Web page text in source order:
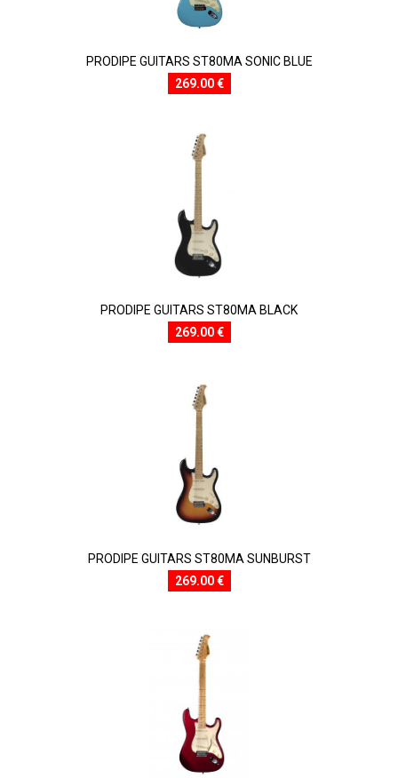
PRODIPE GUITARS ST80MA SONIC BLUE
269.00 €
PRODIPE GUITARS ST80MA BLACK
269.00 €
PRODIPE GUITARS ST80MA SUNBURST
269.00 €